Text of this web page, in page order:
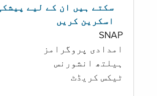
سکتے ہیں ان کے لیے
اسکرین کریں
SNAP
امدادی پروگرامز
‏ہیلتھ انشورنس
ٹیکس کریڈٹ